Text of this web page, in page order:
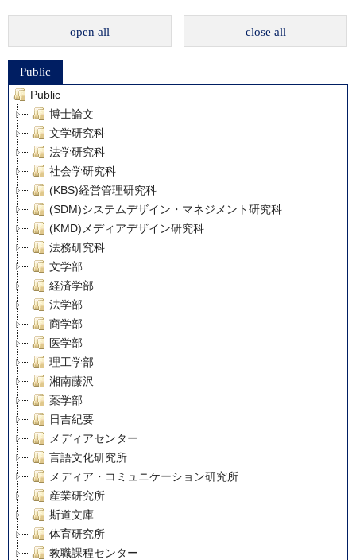
open all close all
Public
Public
博士論文
文学研究科
法学研究科
社会学研究科
(KBS)経営管理研究科
(SDM)システムデザイン・マネジメント研究科
(KMD)メディアデザイン研究科
法務研究科
文学部
経済学部
法学部
商学部
医学部
理工学部
湘南藤沢
薬学部
日吉紀要
メディアセンター
言語文化研究所
メディア・コミュニケーション研究所
産業研究所
斯道文庫
体育研究所
教職課程センター